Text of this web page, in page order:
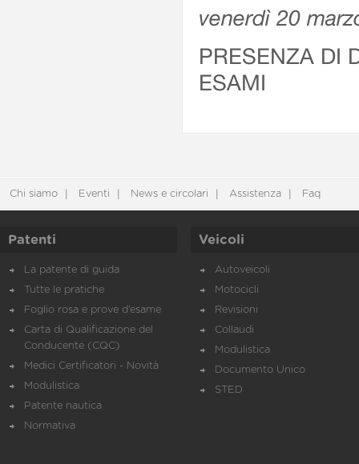
venerdì 20
PRESENZA DI
ESAMI
Chi siamo Eventi News e circolari Assistenza Faq
Patenti
La patente di guida
Tutte le pratiche
Foglio rosa e prove d’esame
Carta di Qualificazione del
Conducente (CQC)
Medici Certificatori - Novità
Modulistica
Patente nautica
Normativa
Veicoli
Autoveicoli
Motocicli
Revisioni
Collaudi
Modulistica
Documento Unico
STED